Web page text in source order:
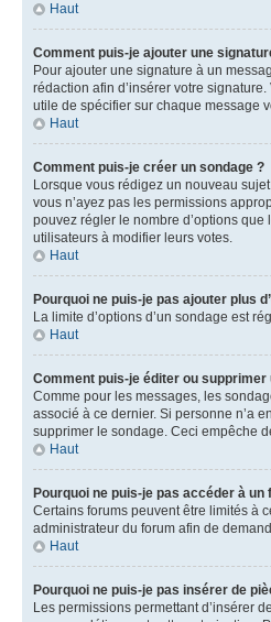
Haut
Comment puis-je ajouter une
Pour ajouter une signature à un
rédaction afin d’insérer votre
utile de spécifier sur chaque message
Haut
Comment puis-je créer un sondage ?
Lorsque vous rédigez un nouveau
vous n’ayez pas les permissions
pouvez régler le nombre d’options
utilisateurs à modifier leurs votes.
Haut
Pourquoi ne puis-je pas ajouter plus
La limite d’options d’un sondage est
Haut
Comment puis-je éditer ou supprimer
Comme pour les messages, les
associé à ce dernier. Si personne n’a
supprimer le sondage. Ceci empêche
Haut
Pourquoi ne puis-je pas accéder à un
Certains forums peuvent être limités à
administrateur du forum afin de
Haut
Pourquoi ne puis-je pas insérer de
Les permissions permettant d’insérer